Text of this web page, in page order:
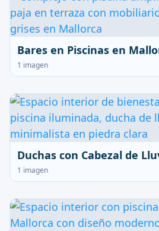
Bares en Piscinas en
1 imagen
Duchas con Cabezal de
1 imagen